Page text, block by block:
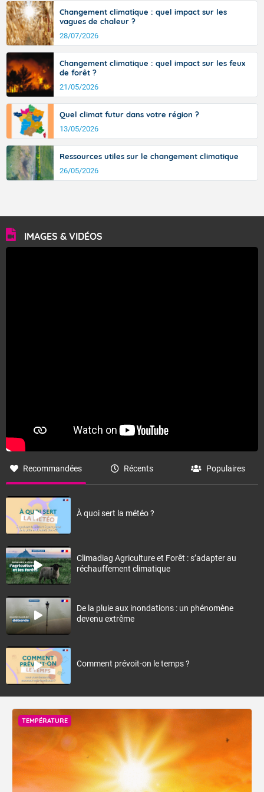
Changement climatique : quel impact sur les
vagues de chaleur ?
28/07/2026
Changement climatique : quel impact sur les feux
de forêt ?
21/05/2026
Quel climat futur dans votre région ?
13/05/2026
Ressources utiles sur le changement climatique
26/05/2026
IMAGES & VIDÉOS
Recommandées Récents Populaires
À quoi sert la météo ?
Climadiag Agriculture et Forêt : s’adapter au
réchauffement climatique
De la pluie aux inondations : un phénomène
devenu extrême
Comment prévoit-on le temps ?
TEMPÉRATURE